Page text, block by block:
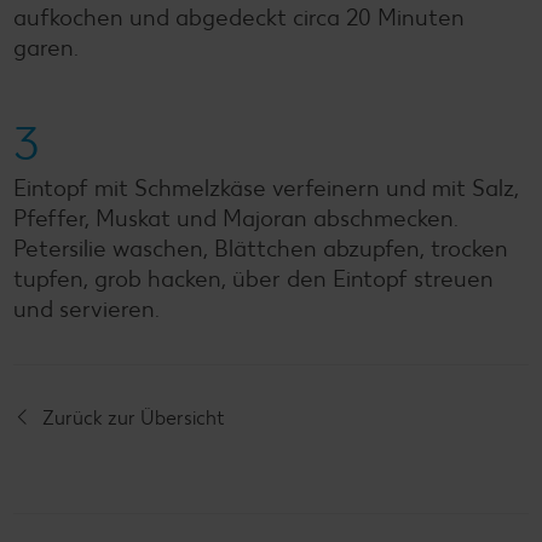
aufkochen und abgedeckt circa 20 Minuten
garen.
3
Eintopf mit Schmelzkäse verfeinern und mit Salz,
Pfeffer, Muskat und Majoran abschmecken.
Petersilie waschen, Blättchen abzupfen, trocken
tupfen, grob hacken, über den Eintopf streuen
und servieren.
Zurück zur Übersicht